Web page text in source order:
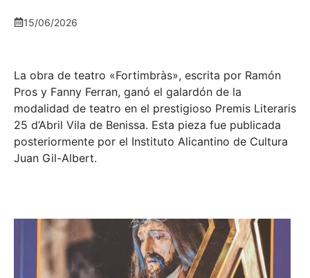
15/06/2026
La obra de teatro «Fortimbràs», escrita por Ramón
Pros y Fanny Ferran, ganó el galardón de la
modalidad de teatro en el prestigioso Premis Literaris
25 d’Abril Vila de Benissa. Esta pieza fue publicada
posteriormente por el Instituto Alicantino de Cultura
Juan Gil-Albert.